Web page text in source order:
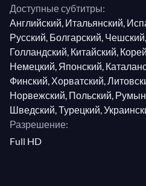
Доступные субтитры:
Английский, Итальянский,
Русский, Болгарский,
Голландский, Китайский,
Немецкий, Японский,
Финский, Хорватский,
Норвежский, Польский,
Шведский, Турецкий,
Разрешение:
Full HD